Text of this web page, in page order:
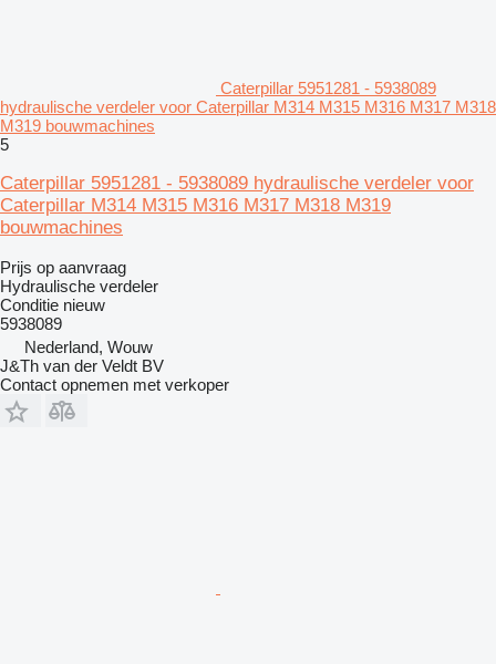
Caterpillar 5951281 - 5938089
hydraulische verdeler voor Caterpillar M314 M315 M316 M317 M318
M319 bouwmachines
5
Caterpillar 5951281 - 5938089 hydraulische verdeler voor
Caterpillar M314 M315 M316 M317 M318 M319
bouwmachines
Prijs op aanvraag
Hydraulische verdeler
Conditie nieuw
5938089
Nederland, Wouw
J&Th van der Veldt BV
Contact opnemen met verkoper